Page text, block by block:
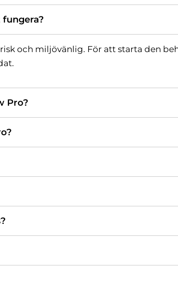
och miljövänlig. För att starta den
Pro?